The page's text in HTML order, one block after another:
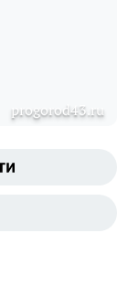
рrogorod43.ru